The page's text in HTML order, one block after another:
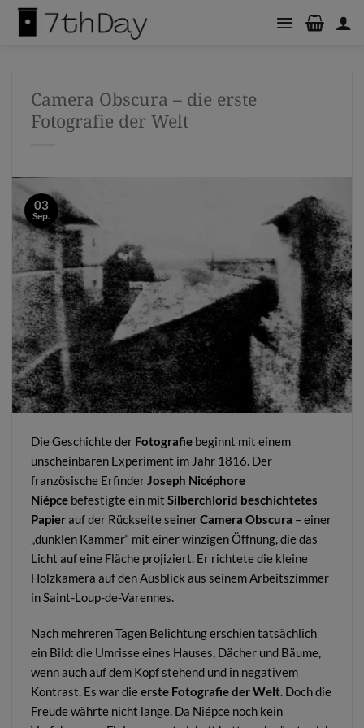
Zum
Inhalt
Camera Obscura – die erste
Fotografie der Welt
03
Sep.
Die Geschichte der Fotografiebeginnt mit einem
unscheinbaren Experiment im Jahr 1816. Der
französische ErfinderJoseph Nicéphore
Niépcebefestigte ein mit Silberchlorid beschichtetes
Papierauf der Rückseite seinerCamera Obscura – einer
„dunklen Kammer“ mit einer winzigen Öffnung, die das
Licht auf eine Fläche projiziert. Er richtete die kleine
Holzkamera auf den Ausblick aus seinem Arbeitszimmer
in Saint-Loup-de-Varennes.
Nach mehreren Tagen Belichtung erschien tatsächlich
ein Bild: die Umrisse eines Hauses, Dächer und Bäume,
wenn auch auf dem Kopf stehend und in negativem
Kontrast. Es war dieerste Fotografie der Welt. Doch die
Freude währte nicht lange. Da Niépce noch kein